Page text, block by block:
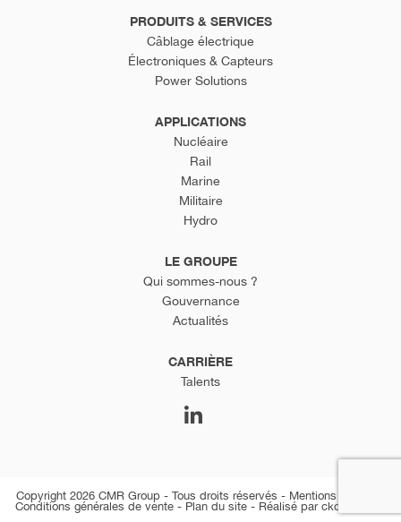
PRODUITS & SERVICES
Câblage électrique
Électroniques & Capteurs
Power Solutions
APPLICATIONS
Nucléaire
Rail
Marine
Militaire
Hydro
LE GROUPE
Qui sommes-nous ?
Gouvernance
Actualités
CARRIÈRE
Talents
Copyright 2026 CMR Group - Tous droits réservés - Mentions légales
Conditions générales de vente- Plan du site- Réalisé par ckc-net.com